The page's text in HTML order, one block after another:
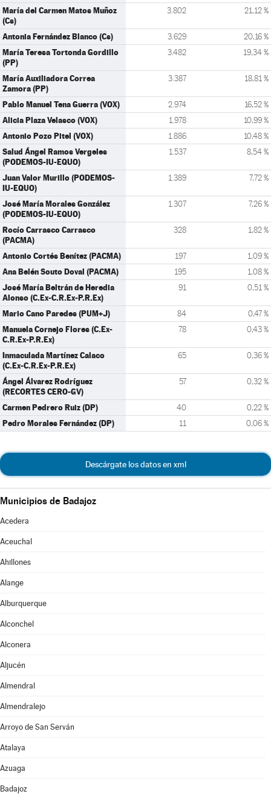
María del Carmen Matos Muñoz
(Cs)
3.802 21,12 %
Antonia Fernández Blanco (Cs) 3.629 20,16 %
María Teresa Tortonda Gordillo
(PP)
3.482 19,34 %
María Auxiliadora Correa
Zamora (PP)
3.387 18,81 %
Pablo Manuel Tena Guerra (VOX) 2.974 16,52 %
Alicia Plaza Velasco (VOX) 1.978 10,99 %
Antonio Pozo Pitel (VOX) 1.886 10,48 %
Salud Ángel Ramos Vergeles
(PODEMOS-IU-EQUO)
1.537 8,54 %
Juan Valor Murillo (PODEMOS-
IU-EQUO)
1.389 7,72 %
José María Morales González
(PODEMOS-IU-EQUO)
1.307 7,26 %
Rocío Carrasco Carrasco
(PACMA)
328 1,82 %
Antonio Cortés Benítez (PACMA) 197 1,09 %
Ana Belén Souto Doval (PACMA) 195 1,08 %
José María Beltrán de Heredia
Alonso (C.Ex-C.R.Ex-P.R.Ex)
91 0,51 %
Mario Cano Paredes (PUM+J) 84 0,47 %
Manuela Cornejo Flores (C.Ex-
C.R.Ex-P.R.Ex)
78 0,43 %
Inmaculada Martínez Calaco
(C.Ex-C.R.Ex-P.R.Ex)
65 0,36 %
Ángel Álvarez Rodríguez
(RECORTES CERO-GV)
57 0,32 %
Carmen Pedrero Ruiz (DP) 40 0,22 %
Pedro Morales Fernández (DP) 11 0,06 %
Descárgate los datos en xml
Municipios de Badajoz
Acedera
Aceuchal
Ahillones
Alange
Alburquerque
Alconchel
Alconera
Aljucén
Almendral
Almendralejo
Arroyo de San Serván
Atalaya
Azuaga
Badajoz